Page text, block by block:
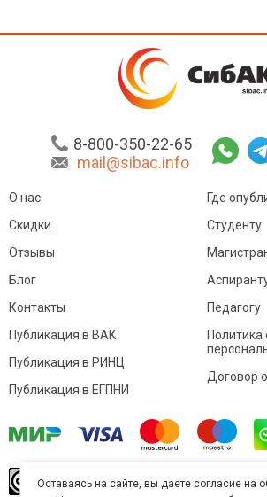
8-800-350-22-65
mail@sibac.info
О нас
Скидки
Отзывы
Блог
Контакты
Где
Студенту
Педагогу
Публикация в ВАК
Публикация в РИНЦ
Публикация в ЕГПНИ
Политика
Договор
произведение доступно
Оставаясь на сайте, вы даете согласие на